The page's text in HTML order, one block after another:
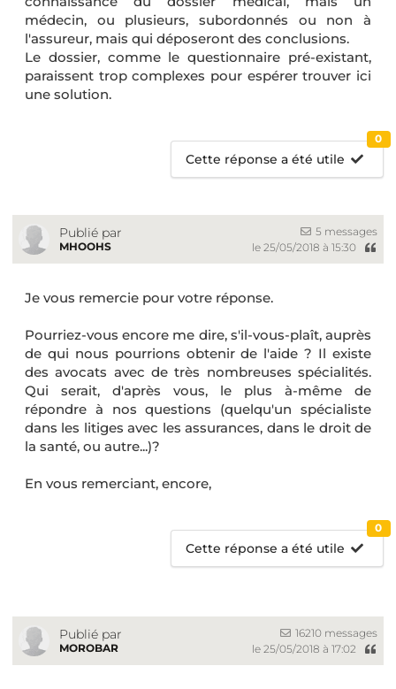
médecin, ou plusieurs, subordonnés ou non à
l'assureur, mais qui déposeront des conclusions.
Le dossier, comme le questionnaire pré-existant,
paraissent trop complexes pour espérer trouver ici
une solution.
Cette réponse a été utile
0
Publié par
MHOOHS
5 messages
le 25/05/2018 à 15:30
Je vous remercie pour votre réponse.
Pourriez-vous encore me dire, s'il-vous-plaît, auprès
de qui nous pourrions obtenir de l'aide ? Il existe
des avocats avec de très nombreuses spécialités.
Qui serait, d'après vous, le plus à-même de
répondre à nos questions (quelqu'un spécialiste
dans les litiges avec les assurances, dans le droit de
la santé, ou autre...)?
En vous remerciant, encore,
Cette réponse a été utile
0
Publié par
MOROBAR
16210 messages
le 25/05/2018 à 17:02